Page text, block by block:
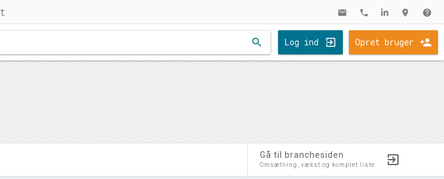
mail phone location_on help
search Log ind Opret bruger
Gå til branchesiden
Omsætning, vækst og komplet liste